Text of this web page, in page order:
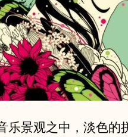
景观之中，淡色的